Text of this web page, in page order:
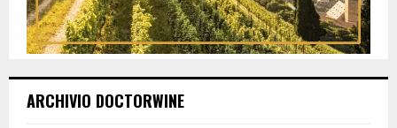
ARCHIVIO DOCTORWINE